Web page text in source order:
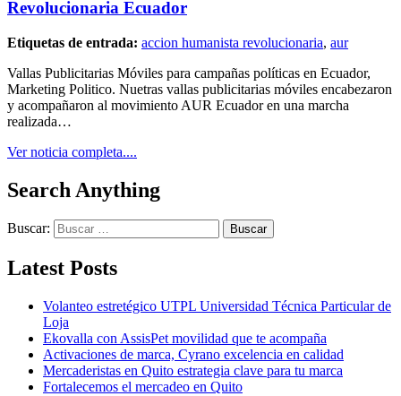
Revolucionaria Ecuador
Etiquetas de entrada: accion humanista revolucionaria, aur
Vallas Publicitarias Móviles para campañas políticas en Ecuador,
Marketing Politico. Nuetras vallas publicitarias móviles encabezaron
y acompañaron al movimiento AUR Ecuador en una marcha
realizada…
Ver noticia completa....
Search Anything
Buscar:
Latest Posts
Volanteo estretégico UTPL Universidad Técnica Particular de
Loja
Ekovalla con AssisPet movilidad que te acompaña
Activaciones de marca, Cyrano excelencia en calidad
Mercaderistas en Quito estrategia clave para tu marca
Fortalecemos el mercadeo en Quito